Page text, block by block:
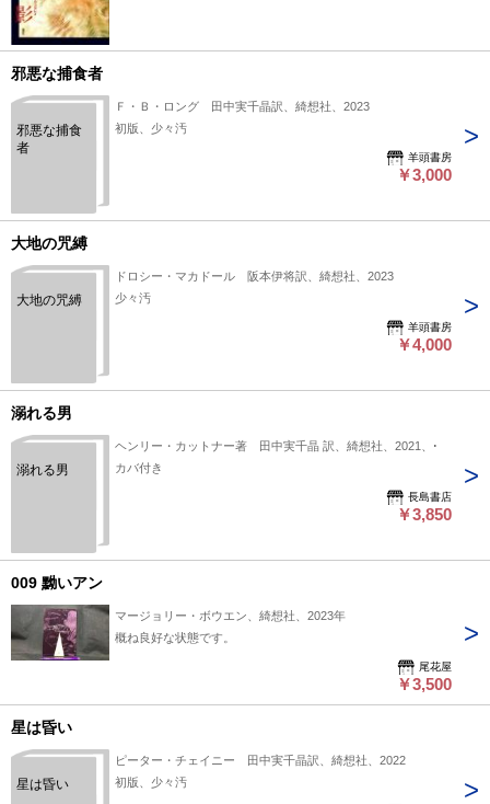
邪悪な捕食者
邪悪な捕食
者
Ｆ・Ｂ・ロング 田中実千晶訳、綺想社、2023
初版、少々汚
羊頭書房
￥3,000
大地の咒縛
大地の咒縛
ドロシー・マカドール 阪本伊将訳、綺想社、2023
少々汚
羊頭書房
￥4,000
溺れる男
溺れる男
ヘンリー・カットナー著 田中実千晶 訳、綺想社、2021、1
カバ付き
長島書店
￥3,850
009 黝いアン
マージョリー・ボウエン、綺想社、2023年
概ね良好な状態です。
尾花屋
￥3,500
星は昏い
星は昏い
ピーター・チェイニー 田中実千晶訳、綺想社、2022
初版、少々汚